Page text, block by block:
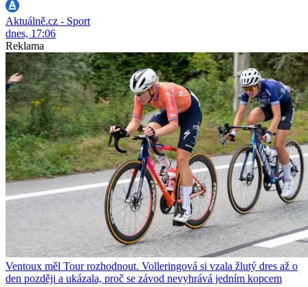
Aktuálně.cz - Sport
dnes, 17:06
Reklama
Ventoux měl Tour rozhodnout. Volleringová si vzala žlutý dres až o
den později a ukázala, proč se závod nevyhrává jedním kopcem